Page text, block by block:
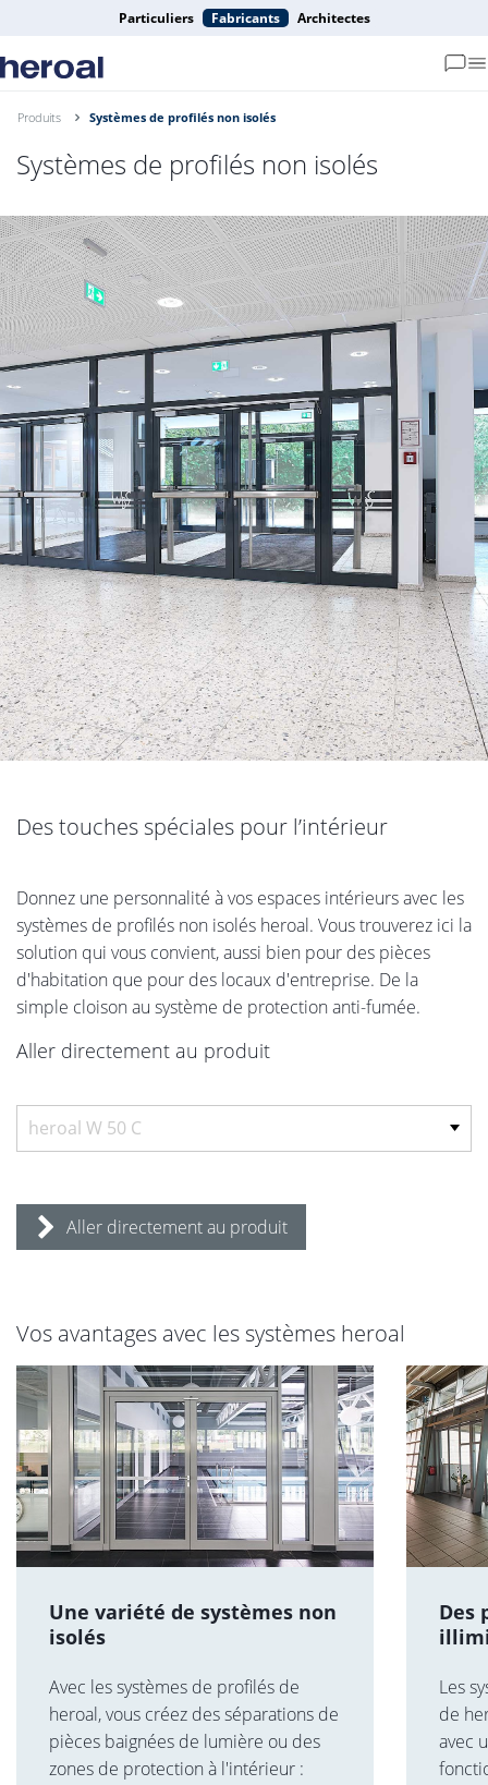
Particuliers Fabricants Architectes
Produits Systèmes de profilés non isolés
Systèmes de profilés non isolés
Des touches spéciales pour l’intérieur
Donnez une personnalité à vos espaces intérieurs avec les
systèmes de profilés non isolés heroal. Vous trouverez ici la
solution qui vous convient, aussi bien pour des pièces
d'habitation que pour des locaux d'entreprise. De la
simple cloison au système de protection anti-fumée.
Aller directement au produit
Aller directement au produit
Vos avantages avec les systèmes heroal
Une variété de systèmes non
isolés
Avec les systèmes de profilés de
heroal, vous créez des séparations de
pièces baignées de lumière ou des
zones de protection à l'intérieur :
Des
Les
de
avec